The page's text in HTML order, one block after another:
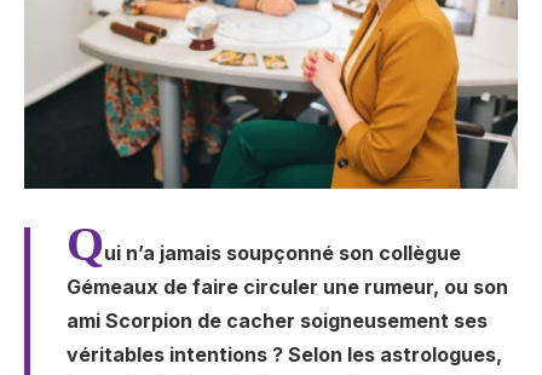
Qui n’a jamais soupçonné son collègue
Gémeaux de faire circuler une rumeur, ou son
ami Scorpion de cacher soigneusement ses
véritables intentions ? Selon les astrologues,